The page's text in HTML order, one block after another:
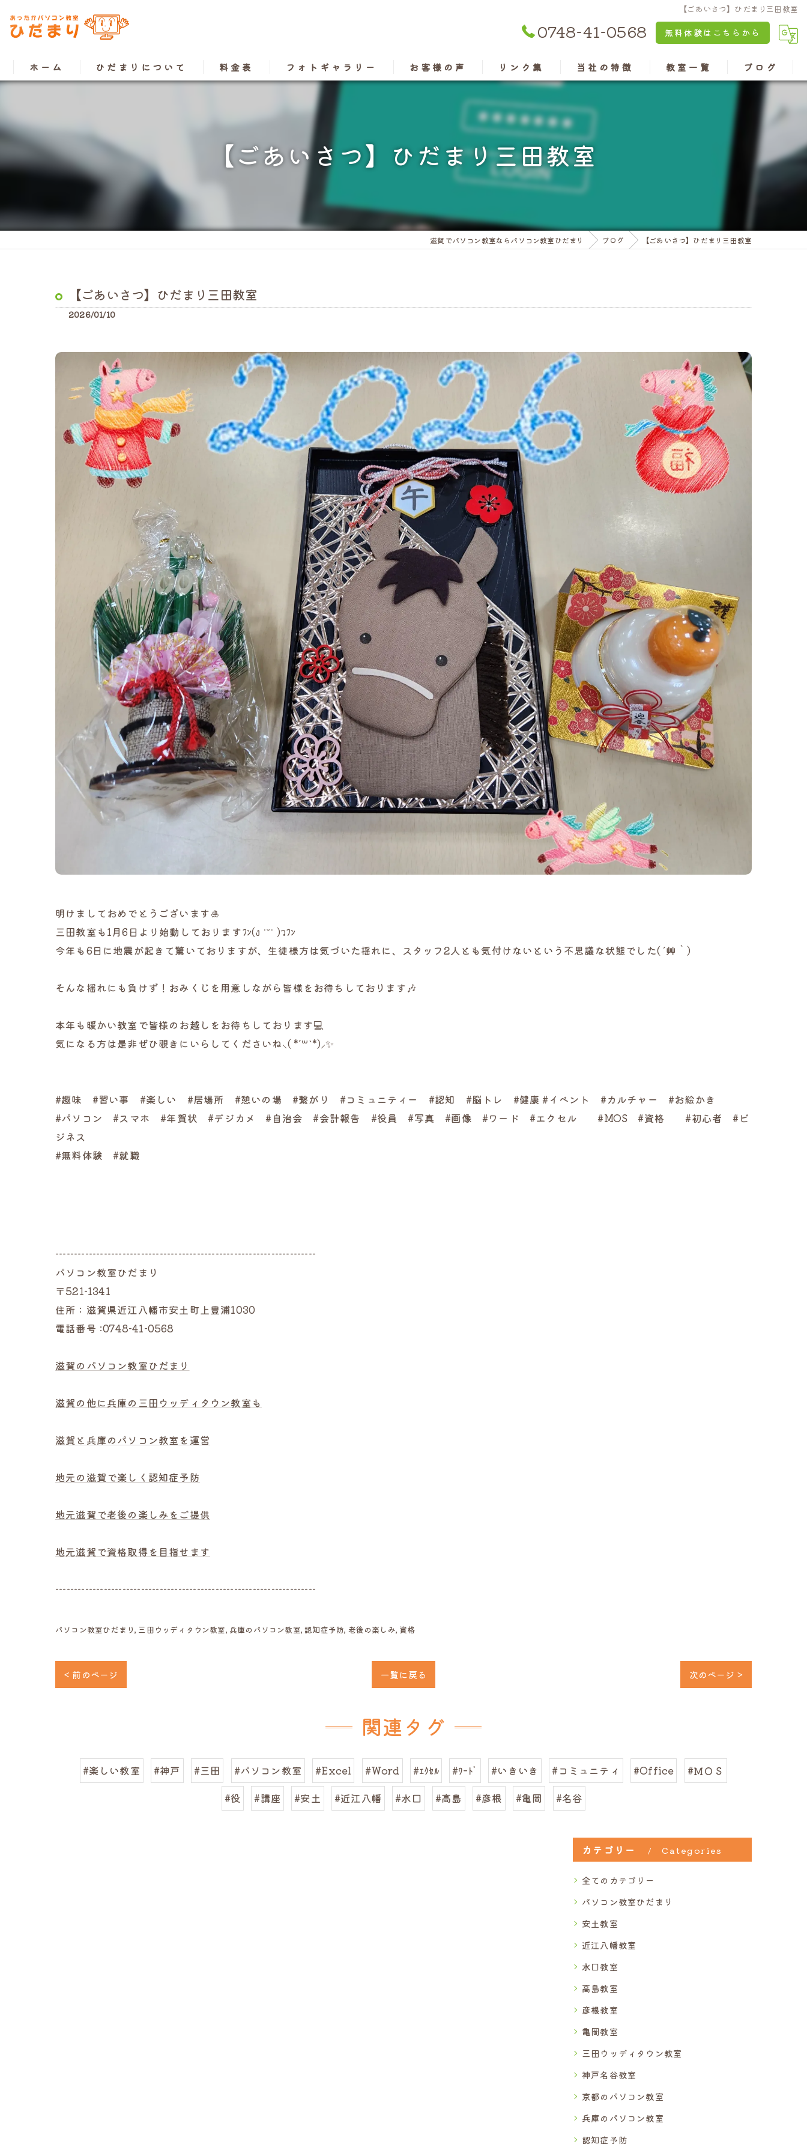
【ごあいさつ】ひだまり三田教室
0748-41-0568 無料体験はこちらから
ホーム ひだまりについて 料金表 フォトギャラリー お客様の声 リンク集 当社の特徴
京都のパソコン教室
兵庫のパソコン教室
認知症予防
老後の楽しみ
教室一覧
亀岡教室
ブログ
【ごあいさつ】ひだまり三田教室
滋賀でパソコン教室ならパソコン教室ひだまり ブログ 【ごあいさつ】ひだまり三田教室
【ごあいさつ】ひだまり三田教室
2026/01/10
明けましておめでとうございます🎍
三田教室も1月6日より始動しておりますﾌﾝ(ง ˙˘˙ )วﾌﾝ
今年も6日に地震が起きて驚いておりますが、生徒様方は気づいた揺れに、スタッフ2人とも気付けないという不思議な状態でした( ´艸｀)
そんな揺れにも負けず！おみくじを用意しながら皆様をお待ちしております🎶
本年も暖かい教室で皆様のお越しをお待ちしております💻
気になる方は是非ぜひ覗きにいらしてくださいね⸜( *´꒳`*)⸝✨
#趣味 #習い事 #楽しい #居場所 #憩いの場 #繋がり #コミュニティー #認知 #脳トレ #健康 #イベント #カルチャー #お絵かき
#パソコン #スマホ #年賀状 #デジカメ #自治会 #会計報告 #役員 #写真 #画像 #ワード #エクセル #MOS #資格 #初心者 #ビ
ジネス
#無料体験 #就職
----------------------------------------------------------------------
パソコン教室ひだまり
〒521-1341
住所：滋賀県近江八幡市安土町上豊浦1030
電話番号 :0748-41-0568
滋賀のパソコン教室ひだまり
滋賀の他に兵庫の三田ウッディタウン教室も
滋賀と兵庫のパソコン教室を運営
地元の滋賀で楽しく認知症予防
地元滋賀で老後の楽しみをご提供
地元滋賀で資格取得を目指せます
----------------------------------------------------------------------
パソコン教室ひだまり 三田ウッディタウン教室 兵庫のパソコン教室 認知症予防 老後の楽しみ 資格
< 前のページ 一覧に戻る 次のページ >
関連タグ
#楽しい教室 #神戸 #三田 #パソコン教室 #Excel #Word #ｴｸｾﾙ #ﾜｰﾄﾞ #いきいき #コミュニティ #Office
#ＭＯＳ
#役
#講座 #安土 #近江八幡 #水口 #高島 #彦根 #亀岡 #名谷
カテゴリー Categories
全てのカテゴリー
パソコン教室ひだまり
安土教室
近江八幡教室
水口教室
高島教室
彦根教室
亀岡教室
三田ウッディタウン教室
神戸名谷教室
京都のパソコン教室
兵庫のパソコン教室
認知症予防